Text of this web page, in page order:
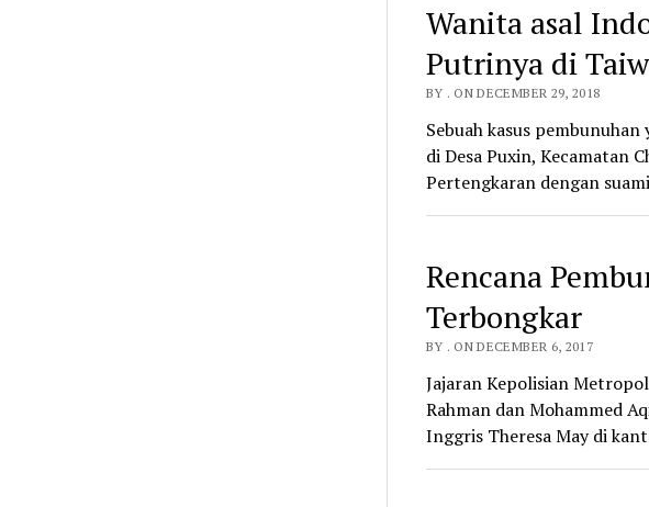
Wanita asal
Putrinya di
BY . ON DECEMBER 29, 2018
Sebuah kasus
di Desa Puxin, Kecamatan
Pertengkaran dengan
Rencana
Terbongkar
BY . ON DECEMBER 6, 2017
Jajaran Kepolisian
Rahman dan Mohammed
Inggris Theresa May di